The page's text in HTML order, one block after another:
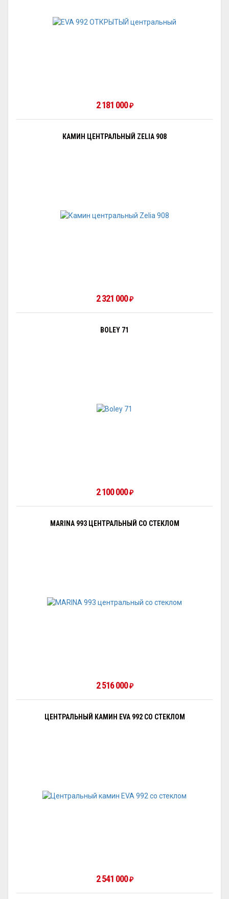
2 181 000 ₽
КАМИН ЦЕНТРАЛЬНЫЙ ZELIA 908
2 321 000 ₽
BOLEY 71
2 100 000 ₽
MARINA 993 ЦЕНТРАЛЬНЫЙ СО СТЕКЛОМ
2 516 000 ₽
ЦЕНТРАЛЬНЫЙ КАМИН EVA 992 СО СТЕКЛОМ
2 541 000 ₽